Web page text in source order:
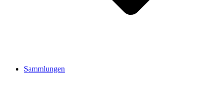
Sammlungen